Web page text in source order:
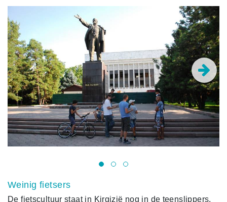
Weinig fietsers
De fietscultuur staat in Kirgizië nog in de teenslippers.